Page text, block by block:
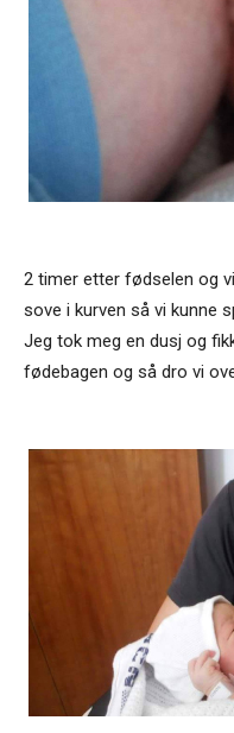
2 timer etter fødselen og
sove i kurven så vi kunne
Jeg tok meg en dusj og
fødebagen og så dro vi